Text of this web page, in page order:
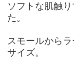
ソフトな肌触
た。
スモールから
サイズ。